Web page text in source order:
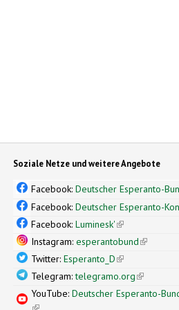
Soziale Netze und weitere Angebote
Facebook:Deutscher Esperanto-
Facebook:Deutscher Esperanto-
Facebook:Luminesk'(link is external)
Instagram:esperantobund(link is
Twitter:Esperanto_D(link is external)
Telegram:telegramo.org(link is
YouTube:Deutscher Esperanto-